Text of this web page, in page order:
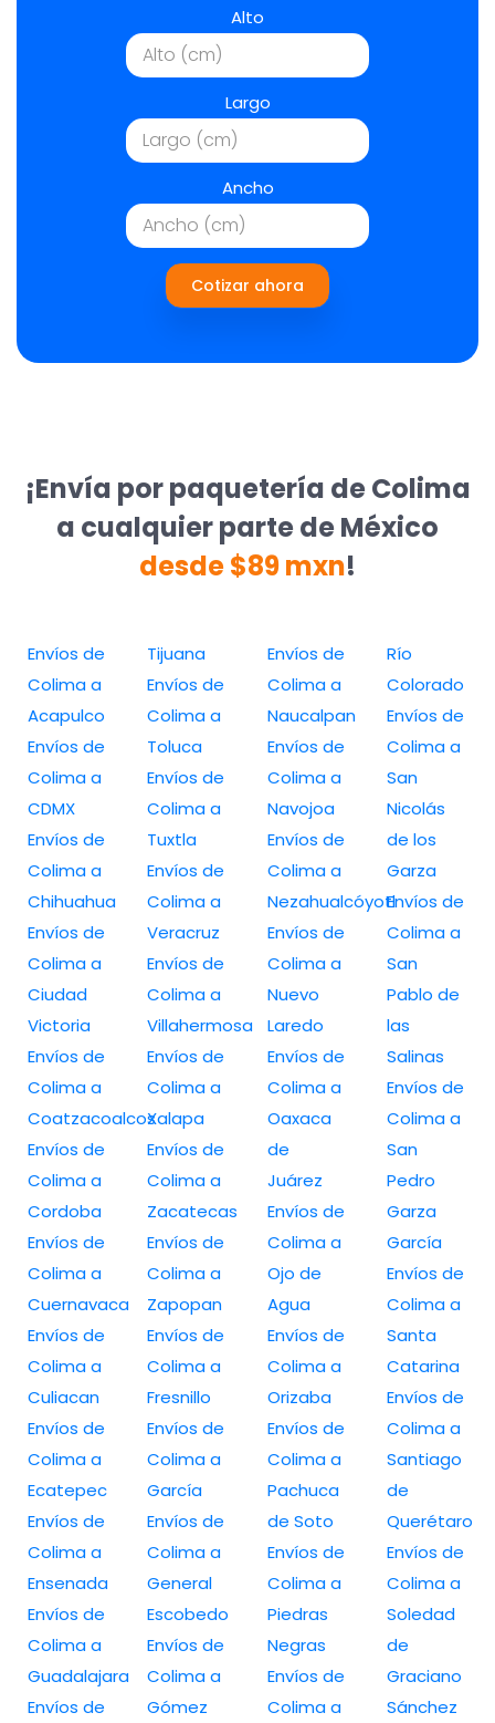
Alto
Largo
Ancho
Cotizar ahora
¡Envía por paquetería de Colima
a cualquier parte de México
desde $89 mxn!
Envíos de
Colima a
Acapulco
Envíos de
Colima a
CDMX
Envíos de
Colima a
Chihuahua
Envíos de
Colima a
Ciudad
Victoria
Envíos de
Colima a
Coatzacoalcos
Envíos de
Colima a
Cordoba
Envíos de
Colima a
Cuernavaca
Envíos de
Colima a
Culiacan
Envíos de
Colima a
Ecatepec
Envíos de
Colima a
Ensenada
Envíos de
Colima a
Guadalajara
Envíos de
Tijuana
Envíos de
Colima a
Toluca
Envíos de
Colima a
Tuxtla
Envíos de
Colima a
Veracruz
Envíos de
Colima a
Villahermosa
Envíos de
Colima a
Xalapa
Envíos de
Colima a
Zacatecas
Envíos de
Colima a
Zapopan
Envíos de
Colima a
Fresnillo
Envíos de
Colima a
García
Envíos de
Colima a
General
Escobedo
Envíos de
Colima a
Gómez
Envíos de
Colima a
Naucalpan
Envíos de
Colima a
Navojoa
Envíos de
Colima a
Nezahualcóyotl
Envíos de
Colima a
Nuevo
Laredo
Envíos de
Colima a
Oaxaca
de
Juárez
Envíos de
Colima a
Ojo de
Agua
Envíos de
Colima a
Orizaba
Envíos de
Colima a
Pachuca
de Soto
Envíos de
Colima a
Piedras
Negras
Envíos de
Colima a
Río
Colorado
Envíos de
Colima a
San
Nicolás
de los
Garza
Envíos de
Colima a
San
Pablo de
las
Salinas
Envíos de
Colima a
San
Pedro
Garza
García
Envíos de
Colima a
Santa
Catarina
Envíos de
Colima a
Santiago
de
Querétaro
Envíos de
Colima a
Soledad
de
Graciano
Sánchez